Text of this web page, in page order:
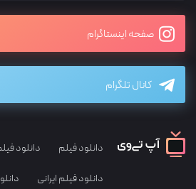
صفحه اینستاگرام
کانال تلگرام
دانلود فیلم دانلود
دانلود فیلم ایرانی